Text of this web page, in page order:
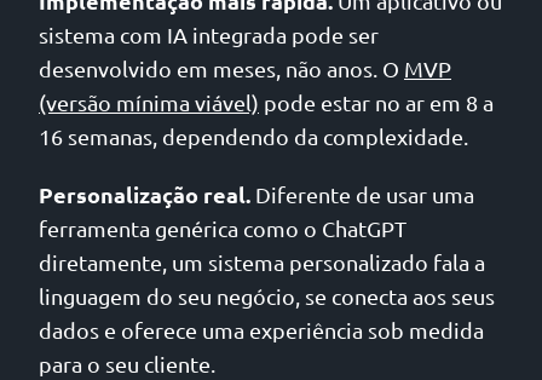
sistema com IA integrada pode ser
desenvolvido em meses, não anos. O MVP
(versão mínima viável) pode estar no ar em 8 a
16 semanas, dependendo da complexidade.
Personalização real. Diferente de usar uma
ferramenta genérica como o ChatGPT
diretamente, um sistema personalizado fala a
linguagem do seu negócio, se conecta aos seus
dados e oferece uma experiência sob medida
para o seu cliente.